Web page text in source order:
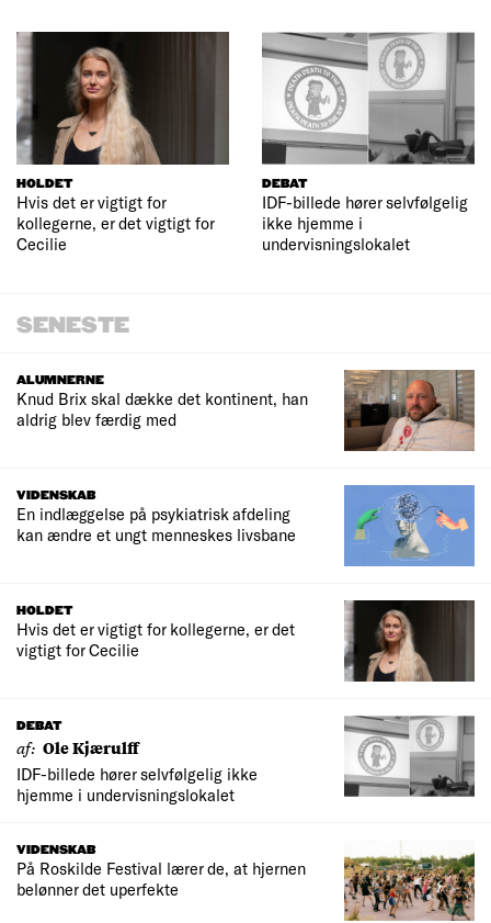
HOLDET
Hvis det er vigtigt for
kollegerne, er det vigtigt for
Cecilie
DEBAT
IDF-billede hører selvfølgelig
ikke hjemme i
undervisningslokalet
SENESTE
ALUMNERNE
Knud Brix skal dække det kontinent, han
aldrig blev færdig med
VIDENSKAB
En indlæggelse på psykiatrisk afdeling
kan ændre et ungt menneskes livsbane
HOLDET
Hvis det er vigtigt for kollegerne, er det
vigtigt for Cecilie
DEBAT
af: Ole Kjærulff
IDF-billede hører selvfølgelig ikke
hjemme i undervisningslokalet
VIDENSKAB
På Roskilde Festival lærer de, at hjernen
belønner det uperfekte